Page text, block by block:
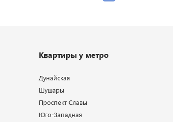
Квартиры у метро
Дунайская
Шушары
Проспект Славы
Юго-Западная